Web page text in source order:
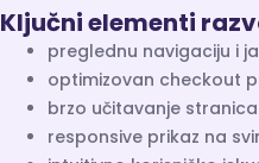
Ključni elementi
preglednu navigaciju i
optimizovan checkout
brzo učitavanje stranica
responsive prikaz na